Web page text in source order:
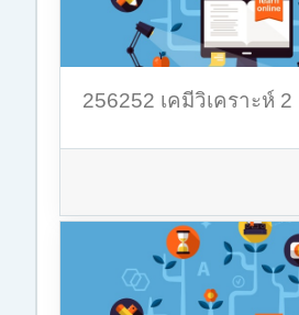
256252 เคมีวิเคราะห์ 2